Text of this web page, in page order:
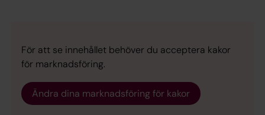
För att se innehållet behöver du acceptera kakor
för marknadsföring.
Ändra dina marknadsföring för kakor